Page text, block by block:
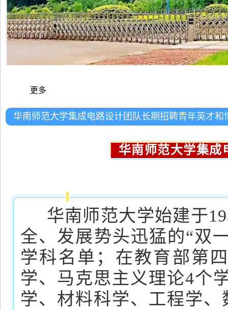
更多
华南师范大学集成电路设计团队长期招聘青年英才和
华南师范大学集成
华南师范大学始建于
全、发展势头迅猛的“双
学科名单；在教育部第
学、马克思主义理论4个
学、材料科学、工程学